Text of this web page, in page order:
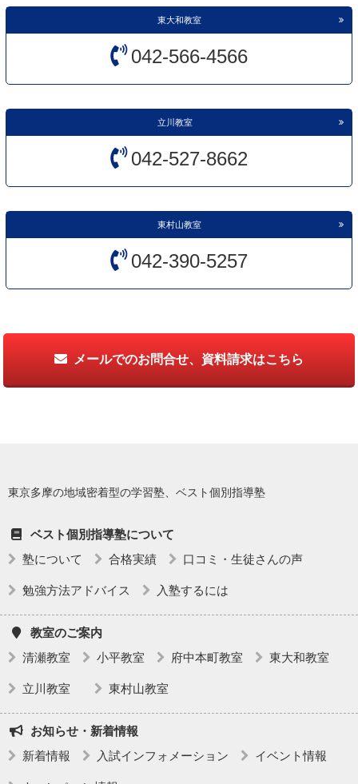
東大和教室
042-566-4566
立川教室
042-527-8662
東村山教室
042-390-5257
メールでのお問合せ、資料請求はこちら
東京多摩の地域密着型の学習塾、ベスト個別指導塾
ベスト個別指導塾について
塾について
合格実績 口コミ・生徒さんの声
勉強方法アドバイス 入塾するには
教室のご案内
清瀬教室
小平教室 府中本町教室 東大和教室
立川教室 東村山教室
お知らせ・新着情報
新着情報
入試インフォメーション イベント情報